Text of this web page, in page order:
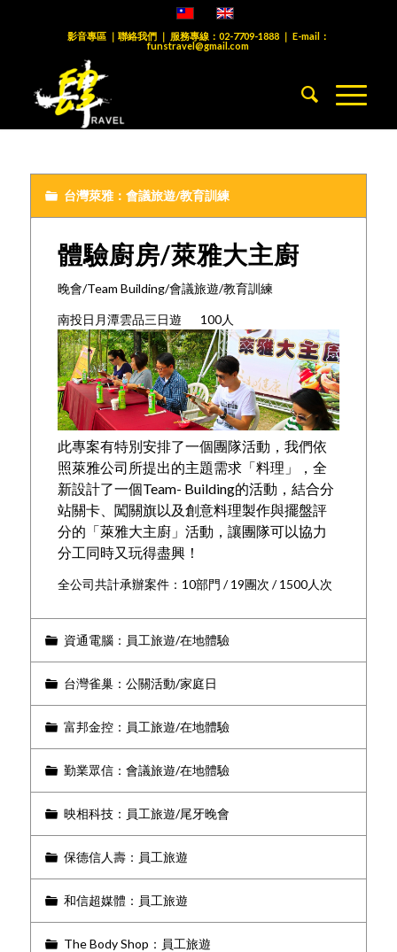
影音專區｜ 聯絡我們｜ 服務專線： 02-7709-1888｜ E-mail：
funstravel@gmail.com
台灣萊雅：會議旅遊/教育訓練
體驗廚房/萊雅大主廚
晚會/Team Building/會議旅遊/教育訓練
南投日月潭雲品三日遊 100人
此專案有特別安排了一個團隊活動，我們依
照萊雅公司所提出的主題需求「料理」，全
新設計了一個Team- Building的活動，結合分
站關卡、闖關旗以及創意料理製作與擺盤評
分的「萊雅大主廚」活動，讓團隊可以協力
分工同時又玩得盡興！
全公司共計承辦案件：10部門 / 19團次 / 1500人次
資通電腦：員工旅遊/在地體驗
台灣雀巢：公關活動/家庭日
富邦金控：員工旅遊/在地體驗
勤業眾信：會議旅遊/在地體驗
映相科技：員工旅遊/尾牙晚會
保德信人壽：員工旅遊
和信超媒體：員工旅遊
The Body Shop：員工旅遊